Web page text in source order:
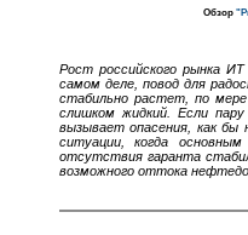
Обзор
Рост российского рынка
самом деле, повод для
стабильно растет, по
слишком жидкий. Если
вызывает опасения, как бы
ситуации, когда
отсутствия гаранта
возможного оттока